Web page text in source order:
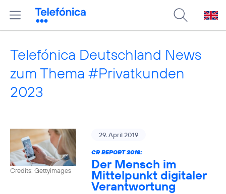
Telefónica Deutschland News
zum Thema #Privatkunden
2023
Credits: Gettyimages
29. April 2019
CR REPORT 2018:
Der Mensch im
Mittelpunkt digitaler
Verantwortung